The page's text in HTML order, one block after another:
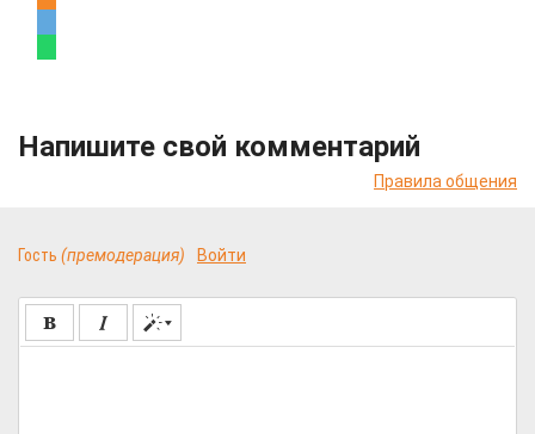
Напишите свой комментарий
Правила общения
Гость (премодерация) Войти